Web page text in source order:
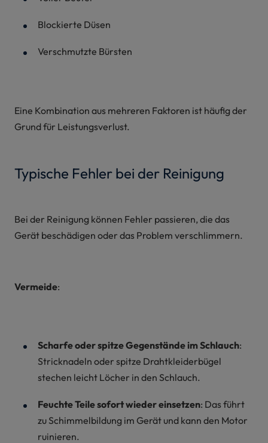
Blockierte Düsen
Verschmutzte Bürsten
Eine Kombination aus mehreren Faktoren ist häufig der
Grund für Leistungsverlust.
Typische Fehler bei der Reinigung
Bei der Reinigung können Fehler passieren, die das
Gerät beschädigen oder das Problem verschlimmern.
Vermeide:
Scharfe oder spitze Gegenstände im Schlauch:
Stricknadeln oder spitze Drahtkleiderbügel
stechen leicht Löcher in den Schlauch.
Feuchte Teile sofort wieder einsetzen: Das führt
zu Schimmelbildung im Gerät und kann den Motor
ruinieren.